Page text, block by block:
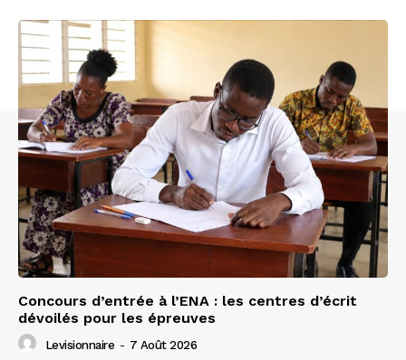
Concours d’entrée à l’ENA : les centres d’écrit
dévoilés pour les épreuves
Levisionnaire - 7 Août 2026